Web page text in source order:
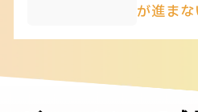
が進まな